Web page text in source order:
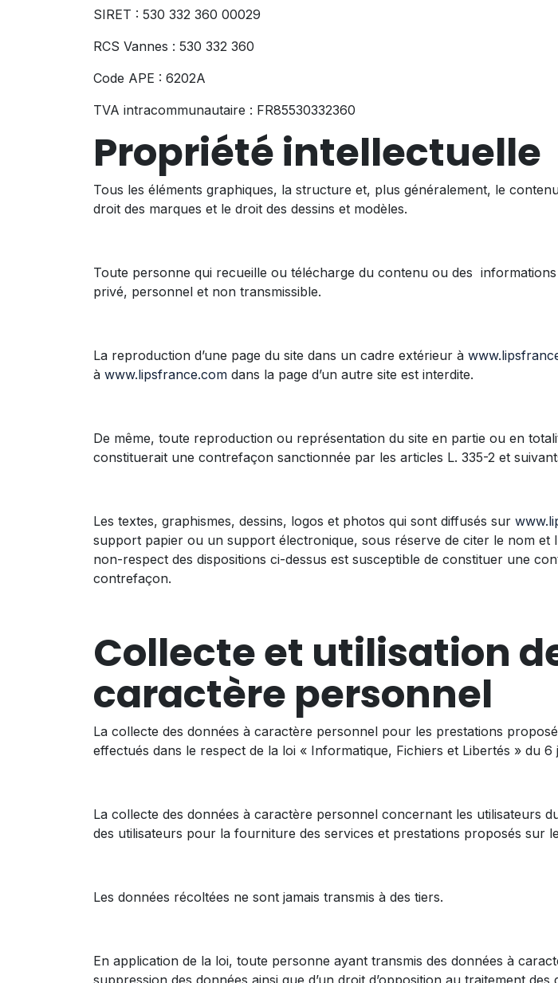
SIRET : 530 332 360 00029
RCS Vannes : 530 332 360
Code APE : 6202A
TVA intracommunautaire : FR85530332360
Propriété intellectuelle
Tous les éléments graphiques, la structure et, plus généralement, le
droit des marques et le droit des dessins et modèles.
Toute personne qui recueille ou télécharge du contenu ou des
privé, personnel et non transmissible.
La reproduction d’une page du site dans un cadre extérieur à
à www.lipsfrance.com dans la page d’un autre site est interdite.
De même, toute reproduction ou représentation du site en partie ou en
constituerait une contrefaçon sanctionnée par les articles L. 335-2 et
Les textes, graphismes, dessins, logos et photos qui sont diffusés sur
support papier ou un support électronique, sous réserve de citer le nom et
non-respect des dispositions ci-dessus est susceptible de constituer une
contrefaçon.
Collecte et utilisation
caractère personnel
La collecte des données à caractère personnel pour les prestations
effectués dans le respect de la loi « Informatique, Fichiers et Libertés » du 6
La collecte des données à caractère personnel concernant les utilisateurs
des utilisateurs pour la fourniture des services et prestations proposés sur
Les données récoltées ne sont jamais transmis à des tiers.
En application de la loi, toute personne ayant transmis des données à
suppression des données ainsi que d’un droit d’opposition au traitement